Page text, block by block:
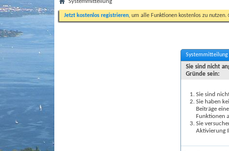
Jetzt kostenlos registrieren, um alle Funktionen kostenlos zu
Systemmitteilung
Sie sind nicht
Gründe sein:
Sie sind
Sie haben
Beiträge
Funktionen
Sie
Aktivierung